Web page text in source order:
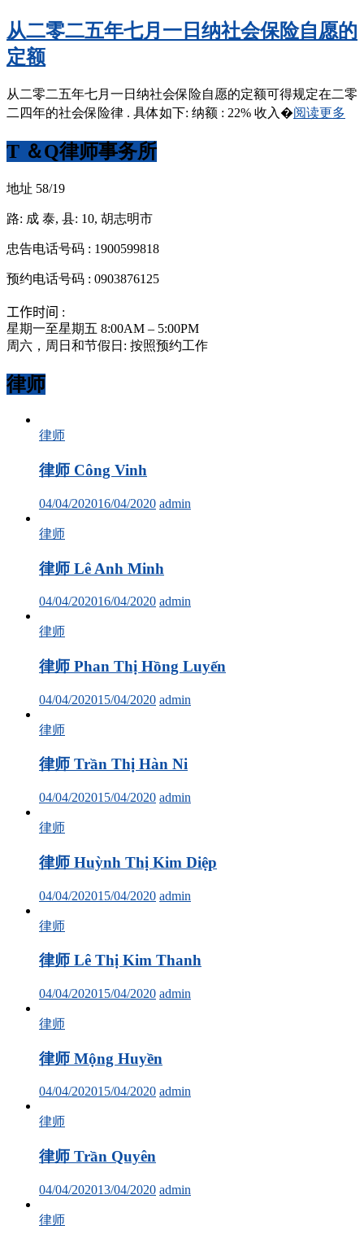
从二零二五年七月一日纳社会保险自愿的
定额
从二零二五年七月一日纳社会保险自愿的定额可得规定在二零
二四年的社会保险律 . 具体如下: 纳额 : 22% 收入�阅读更多
T ＆Q律师事务所
地址 58/19
路: 成 泰, 县: 10, 胡志明市
忠告电话号码 : 1900599818
预约电话号码 : 0903876125
工作时间 :
星期一至星期五 8:00AM – 5:00PM
周六，周日和节假日: 按照预约工作
律师
律师
律师 Công Vinh
04/04/202016/04/2020 admin
律师
律师 Lê Anh Minh
04/04/202016/04/2020 admin
律师
律师 Phan Thị Hồng Luyến
04/04/202015/04/2020 admin
律师
律师 Trần Thị Hàn Ni
04/04/202015/04/2020 admin
律师
律师 Huỳnh Thị Kim Diệp
04/04/202015/04/2020 admin
律师
律师 Lê Thị Kim Thanh
04/04/202015/04/2020 admin
律师
律师 Mộng Huyền
04/04/202015/04/2020 admin
律师
律师 Trần Quyên
04/04/202013/04/2020 admin
律师